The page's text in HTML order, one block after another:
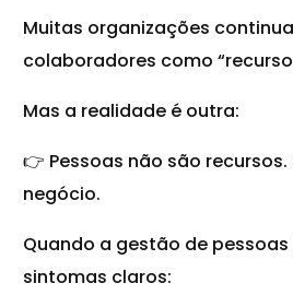
Muitas organizações
colaboradores como
Mas a realidade é outra:
👉 Pessoas não são
negócio.
Quando a gestão de
sintomas claros: